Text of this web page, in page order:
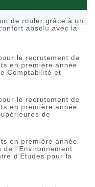
de rouler grâce à un
absolu avec la
le recrutement de
en première année
Comptabilité et
le recrutement de
en première année
de
en première année
l’Environnement
d’Etudes pour la